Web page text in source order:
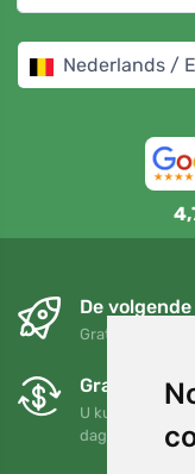
Nederlands /
De
Gratis
Gratis
U kunt uw
dagen